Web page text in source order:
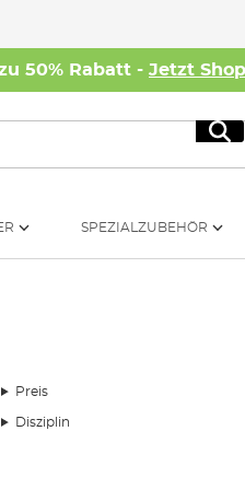
50% Rabatt - Jetzt
SPEZIALZUBEHÖR
Preis
Disziplin